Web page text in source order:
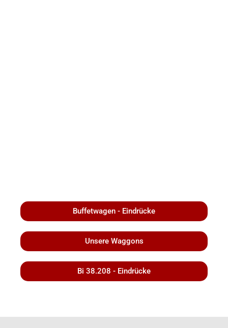
Buffetwagen - Eindrücke
Unsere Waggons
Bi 38.208 - Eindrücke